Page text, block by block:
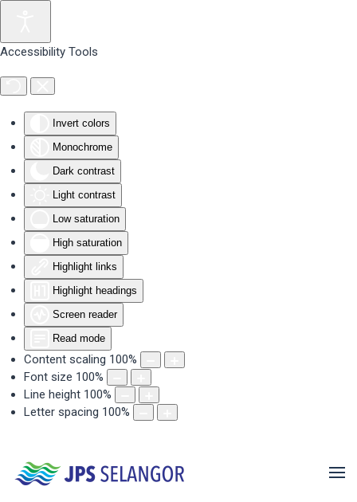
Accessibility Tools
Invert colors
Monochrome
Dark contrast
Light contrast
Low saturation
High saturation
Highlight links
Highlight headings
Screen reader
Read mode
Content scaling 100%
Font size 100%
Line height 100%
Letter spacing 100%
Skip to main content